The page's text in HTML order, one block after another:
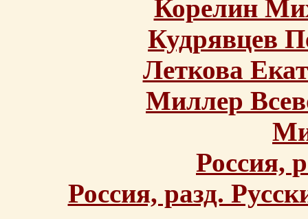
Корелин
Кудрявцев
Леткова
Миллер
Россия,
Россия, разд.